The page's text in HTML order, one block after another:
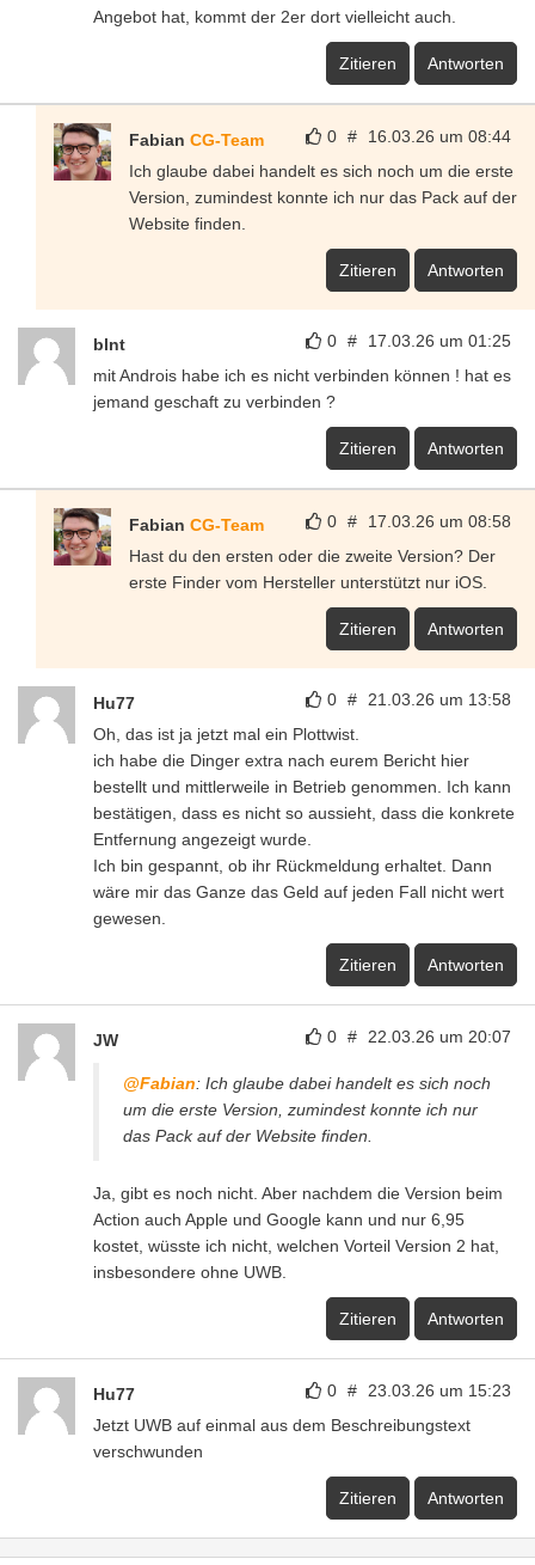
Angebot hat, kommt der 2er dort vielleicht auch.
Zitieren Antworten
0 # 16.03.26 um 08:44
Fabian CG-Team
Ich glaube dabei handelt es sich noch um die erste
Version, zumindest konnte ich nur das Pack auf der
Website finden.
Zitieren Antworten
0 # 17.03.26 um 01:25
blnt
mit Androis habe ich es nicht verbinden können ! hat es
jemand geschaft zu verbinden ?
Zitieren Antworten
0 # 17.03.26 um 08:58
Fabian CG-Team
Hast du den ersten oder die zweite Version? Der
erste Finder vom Hersteller unterstützt nur iOS.
Zitieren Antworten
0 # 21.03.26 um 13:58
Hu77
Oh, das ist ja jetzt mal ein Plottwist.
ich habe die Dinger extra nach eurem Bericht hier
bestellt und mittlerweile in Betrieb genommen. Ich kann
bestätigen, dass es nicht so aussieht, dass die konkrete
Entfernung angezeigt wurde.
Ich bin gespannt, ob ihr Rückmeldung erhaltet. Dann
wäre mir das Ganze das Geld auf jeden Fall nicht wert
gewesen.
Zitieren Antworten
0 # 22.03.26 um 20:07
JW
@Fabian: Ich glaube dabei handelt es sich noch
um die erste Version, zumindest konnte ich nur
das Pack auf der Website finden.
Ja, gibt es noch nicht. Aber nachdem die Version beim
Action auch Apple und Google kann und nur 6,95
kostet, wüsste ich nicht, welchen Vorteil Version 2 hat,
insbesondere ohne UWB.
Zitieren Antworten
0 # 23.03.26 um 15:23
Hu77
Jetzt UWB auf einmal aus dem Beschreibungstext
verschwunden
Zitieren Antworten